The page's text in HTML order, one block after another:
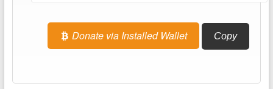
Donate via Installed Wallet Copy